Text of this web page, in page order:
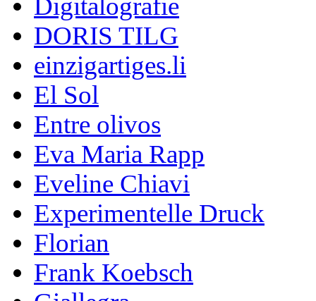
Digitalografie
DORIS TILG
einzigartiges.li
El Sol
Entre olivos
Eva Maria Rapp
Eveline Chiavi
Experimentelle Druck
Florian
Frank Koebsch